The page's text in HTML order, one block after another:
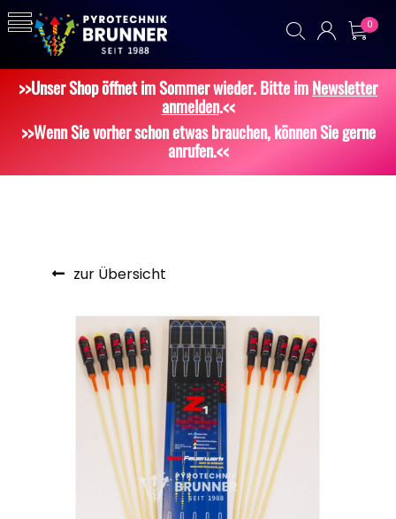
0
>>Unser Shop öffnet im Sommer wieder. Bitte imNewsletter
anmelden.<<
>>Wenn Sie vorher schon etwas brauchen, können Sie gerne
anrufen.<<
zur Übersicht